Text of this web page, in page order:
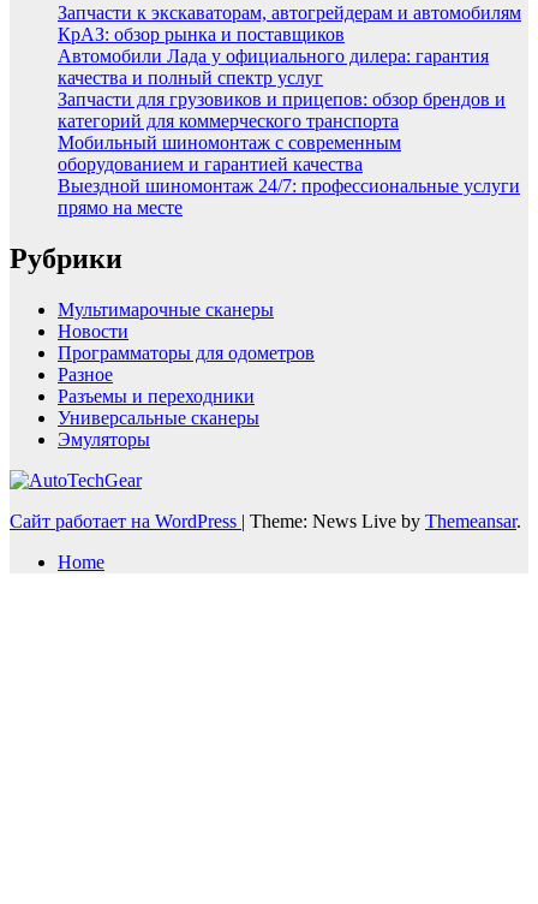
Запчасти к экскаваторам, автогрейдерам и автомобилям
КрАЗ: обзор рынка и поставщиков
Автомобили Лада у официального дилера: гарантия
качества и полный спектр услуг
Запчасти для грузовиков и прицепов: обзор брендов и
категорий для коммерческого транспорта
Мобильный шиномонтаж с современным
оборудованием и гарантией качества
Выездной шиномонтаж 24/7: профессиональные услуги
прямо на месте
Рубрики
Мультимарочные сканеры
Новости
Программаторы для одометров
Разное
Разъемы и переходники
Универсальные сканеры
Эмуляторы
Сайт работает на WordPress | Theme: News Live by Themeansar.
Home